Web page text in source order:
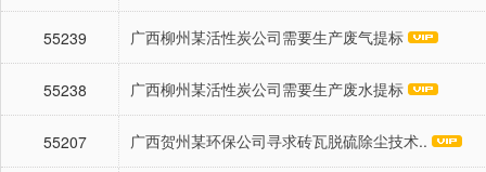
55239 广西柳州某活性炭公司需要生产废气提标
55238 广西柳州某活性炭公司需要生产废水提标
55207 广西贺州某环保公司寻求砖瓦脱硫除尘技术..